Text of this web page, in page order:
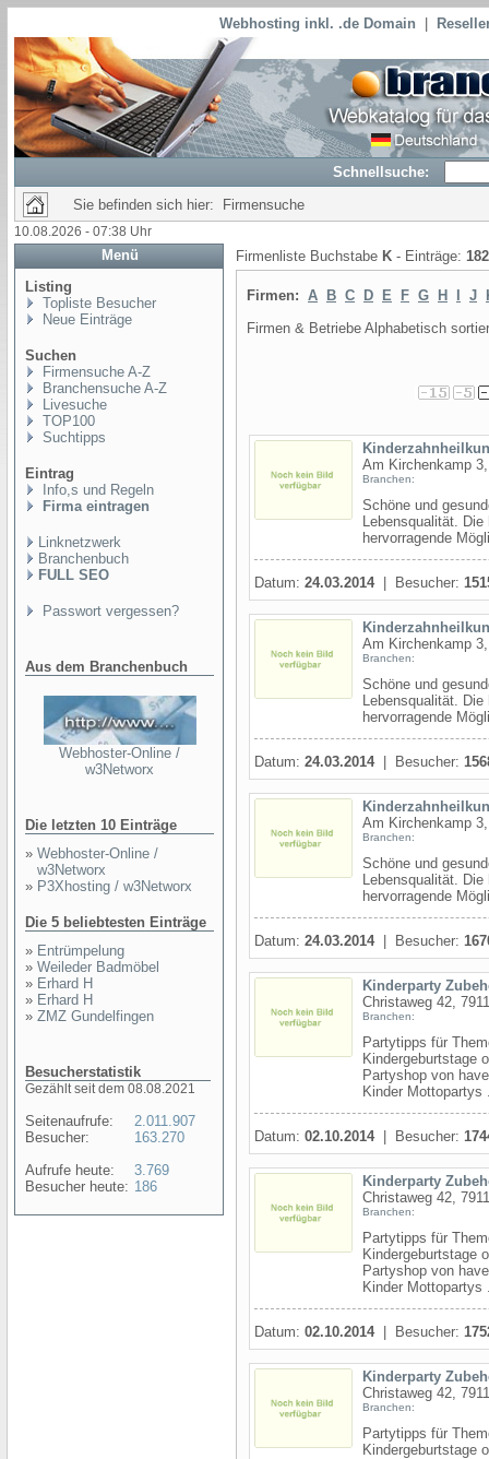
Webhosting inkl. .de Domain
Schnellsuche:
Sie befinden sich hier: Firmensuche
10.08.2026 - 07:38 Uhr
Menü
Listing
Topliste Besucher
Neue Einträge
Suchen
Firmensuche A-Z
Branchensuche A-Z
Livesuche
TOP100
Suchtipps
Eintrag
Info,s und Regeln
Firma eintragen
Linknetzwerk
Branchenbuch
FULL SEO
Passwort vergessen?
Aus dem Branchenbuch
Webhoster-Online /
w3Networx
Die letzten 10 Einträge
» Webhoster-Online /
w3Networx
» P3Xhosting / w3Networx
Die 5 beliebtesten Einträge
» Entrümpelung
» Weileder Badmöbel
» Erhard H
» Erhard H
» ZMZ Gundelfingen
Besucherstatistik
Gezählt seit dem 08.08.2021
Seitenaufrufe:
Besucher:
Aufrufe heute:
Besucher heute:
2.011.907
163.270
3.769
186
Firmenliste Buchstabe K - Einträge: 182
Firmen: A B C D E F G H J
Firmen & Betriebe Alphabetisch
Am Kirchenkamp
Branchen:
Schöne und
Lebensqualität.
hervorragende
Datum: 24.03.2014| Besucher:
Am Kirchenkamp
Branchen:
Schöne und
Lebensqualität.
hervorragende
Datum: 24.03.2014| Besucher:
Am Kirchenkamp
Branchen:
Schöne und
Lebensqualität.
hervorragende
Datum: 24.03.2014| Besucher:
Kinderparty
Christaweg 42,
Branchen:
Partytipps für
Kindergeburtstage
Partyshop von
Kinder Mottopartys
Datum: 02.10.2014| Besucher:
Kinderparty
Christaweg 42,
Branchen:
Partytipps für
Kindergeburtstage
Partyshop von
Kinder Mottopartys
Datum: 02.10.2014| Besucher:
Kinderparty
Christaweg 42,
Branchen:
Partytipps für
Kindergeburtstage